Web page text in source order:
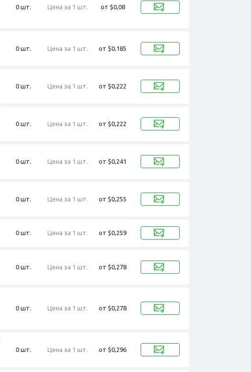
0 шт. Цена за 1 шт. от $0,08
0 шт. Цена за 1 шт. от $0,185
0 шт. Цена за 1 шт. от $0,222
0 шт. Цена за 1 шт. от $0,222
0 шт. Цена за 1 шт. от $0,241
0 шт. Цена за 1 шт. от $0,255
0 шт. Цена за 1 шт. от $0,259
0 шт. Цена за 1 шт. от $0,278
0 шт. Цена за 1 шт. от $0,278
0 шт. Цена за 1 шт. от $0,296